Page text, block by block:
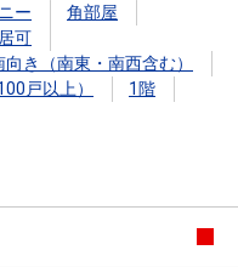
ー
角部屋
可
向き（南東・南西含む）
戸以上）
1階